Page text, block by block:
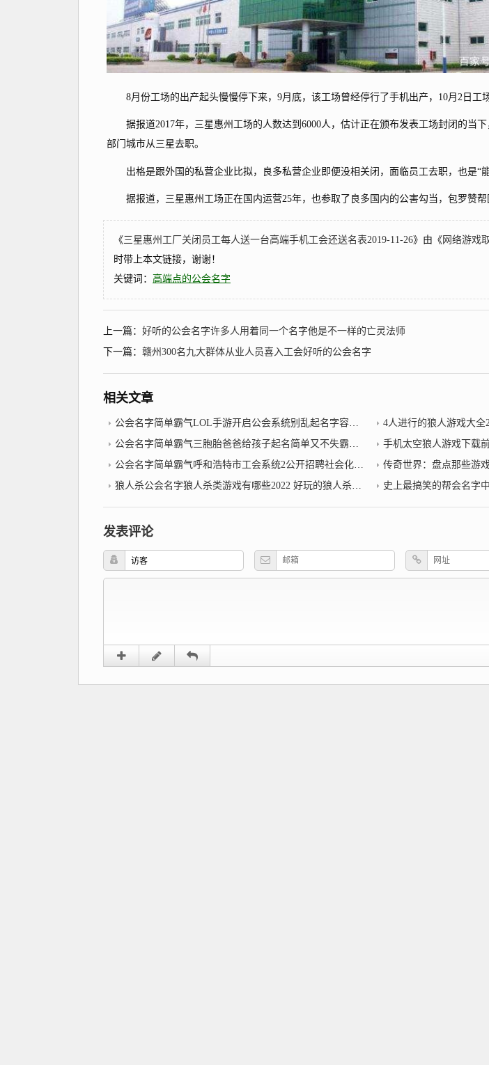
8月份工场的出产起头慢慢停下来，9月底，该工场曾经停行了手机出产，10月2日工
据报道2017年，三星惠州工场的人数达到6000人，估计正在颁布发表工场封闭的当
部门城市从三星去职。
出格是跟外国的私营企业比拟，良多私营企业即便没相关闭，面临员工去职，也是“能
据报道，三星惠州工场正在国内运营25年，也参取了良多国内的公害勾当，包罗赞帮
《三星惠州工厂关闭员工每人送一台高端手机工会还送名表2019-11-26》由《 网络游戏
时带上本文链接，谢谢！
关键词： 高端点的公会名字
上一篇： 好听的公会名字许多人用着同一个名字他是不一样的亡灵法师
下一篇： 赣州300名九大群体从业人员喜入工会好听的公会名字
相关文章
公会名字简单霸气LOL手游开启公会系统别乱起名字容易追悔莫及
4人进行的狼人游戏大全2021 必玩
公会名字简单霸气三胞胎爸爸给孩子起名简单又不失霸气看了让人直觉严肃
手机太空狼人游戏下载前十名推荐
公会名字简单霸气呼和浩特市工会系统2公开招聘社会化工会工作者30名
传奇世界：盘点那些游戏里搞
狼人杀公会名字狼人杀类游戏有哪些2022 好玩的狼人杀游戏前十名
史上最搞笑的帮会名字中国最幽默的
发表评论